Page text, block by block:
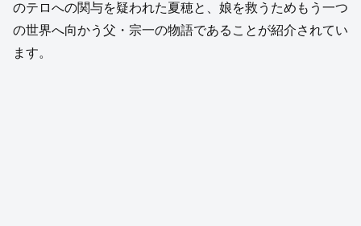
のテロへの関与を疑われた夏穂と、娘を救うためもう一つ
の世界へ向かう父・宗一の物語であることが紹介されてい
ます。